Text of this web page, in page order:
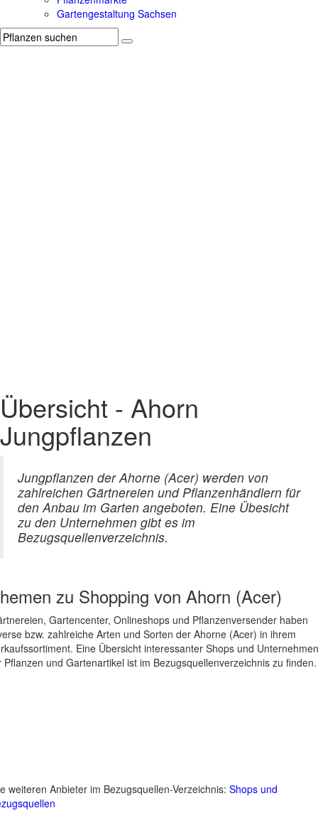
Gartengestaltung Sachsen
Übersicht - Ahorn
Jungpflanzen
Jungpflanzen der Ahorne (Acer) werden von
zahlreichen Gärtnereien und Pflanzenhändlern für
den Anbau im Garten angeboten. Eine Übesicht
zu den Unternehmen gibt es im
Bezugsquellenverzeichnis.
zu Shopping von Ahorn (Acer)
Gartencenter, Onlineshops und Pflanzenversender haben
bzw. zahlreiche Arten und Sorten der Ahorne (Acer) in ihrem
Eine Übersicht interessanter Shops und Unternehmen
Pflanzen und Gartenartikel ist im Bezugsquellenverzeichnis zu finden.
weiteren Anbieter im Bezugsquellen-Verzeichnis: Shops und